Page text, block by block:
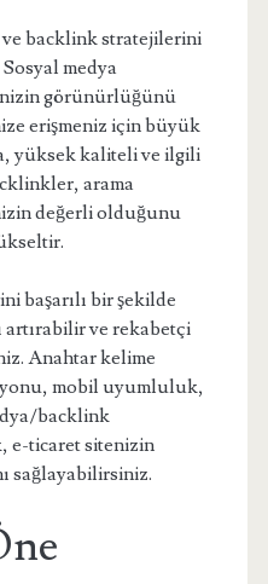
backlink stratejilerini
medya
görünürlüğünü
erişmeniz için büyük
yüksek kaliteli ve ilgili
arama
değerli olduğunu
başarılı bir şekilde
artırabilir ve rekabetçi
Anahtar kelime
mobil uyumluluk,
backlink
e-ticaret sitenizin
sağlayabilirsiniz.